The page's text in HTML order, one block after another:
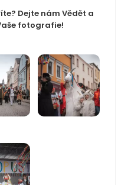
Dejte nám Vědět a
fotografie!